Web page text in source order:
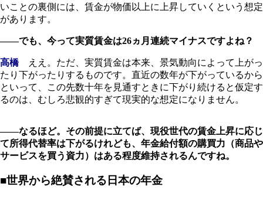
いことの裏側には、賃金が物価以上に上昇していくという想定
があります。
――でも、今って実質賃金は26ヵ月連続マイナスですよね？
高橋ええ。ただ、実質賃金は本来、景気動向によって上がっ
たり下がったりするものです。直近の数年が下がっているから
といって、この先数十年を見通すときに下がり続けると仮定す
るのは、むしろ悲観的すぎて現実的な想定になりません。
――なるほど。その前提に立てば、現役世代の賃金上昇に応じ
て所得代替率は下がるけれども、年金給付額の購買力（商品や
サービスを買う資力）はある程度維持されるんですね。
■世界から絶賛される日本の年金